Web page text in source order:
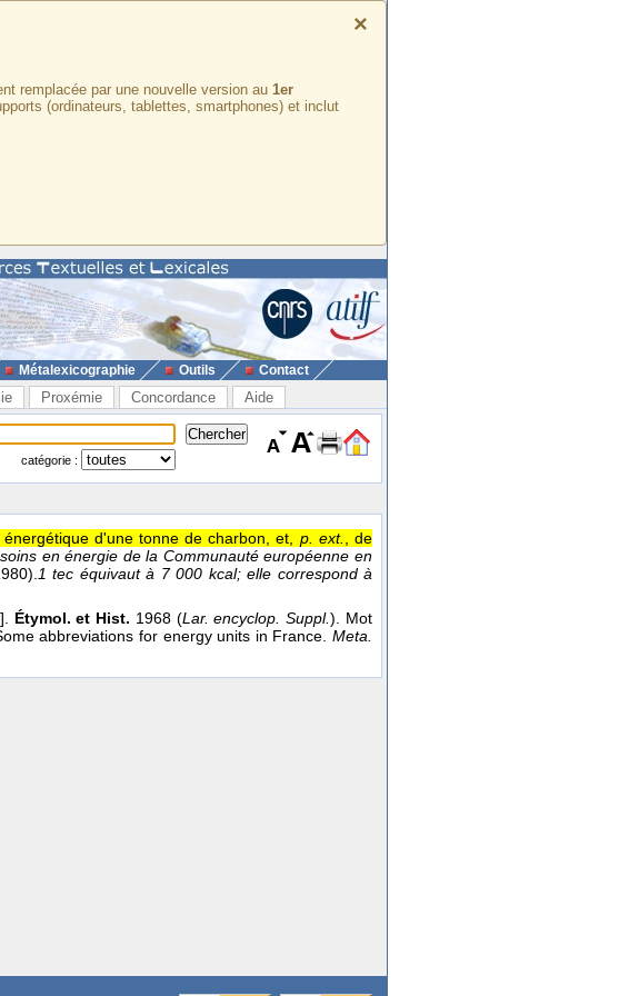
×
remplacée par une nouvelle version au 1er
(ordinateurs, tablettes, smartphones) et inclut
Métalexicographie Outils Contact
Proxémie Concordance Aide
catégorie :
d'une tonne de charbon, et, p. ext., de
en énergie de la Communauté européenne en
1 tec équivaut à 7 000 kcal; elle correspond à
Étymol. et Hist. 1968 (Lar. encyclop. Suppl.). Mot
abbreviations for energy units in France.Meta.